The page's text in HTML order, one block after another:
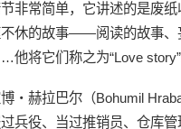
非常简单，它讲述的是废纸
休的故事——阅读的故事、
将它们称之为“Love story”
・赫拉巴尔（Bohumil
兵役、当过推销员、仓库